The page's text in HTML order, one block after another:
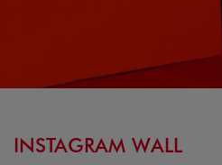
INSTAGRAM WALL